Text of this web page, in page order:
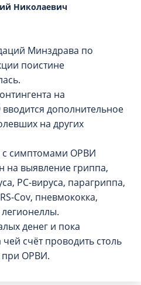
Николаевич
Минздрава по
поистине
на
вводится дополнительное
на других
симптомами ОРВИ
на выявление гриппа,
РС-вируса, парагриппа,
Cov, пневмококка,
денег и пока
счёт проводить столь
при ОРВИ.